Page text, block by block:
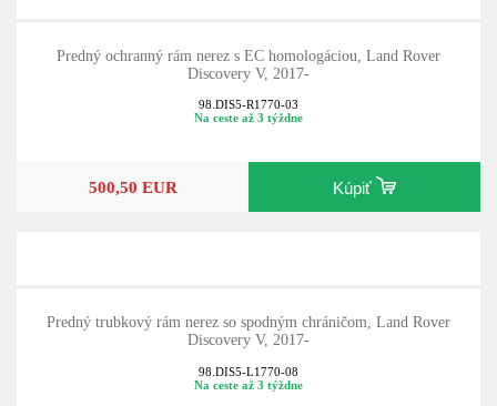
Predný ochranný rám nerez s EC homologáciou, Land Rover
Discovery V, 2017-
98.DIS5-R1770-03
Na ceste až 3 týždne
500,50 EUR Kúpiť
Predný trubkový rám nerez so spodným chráničom, Land Rover
Discovery V, 2017-
98.DIS5-L1770-08
Na ceste až 3 týždne